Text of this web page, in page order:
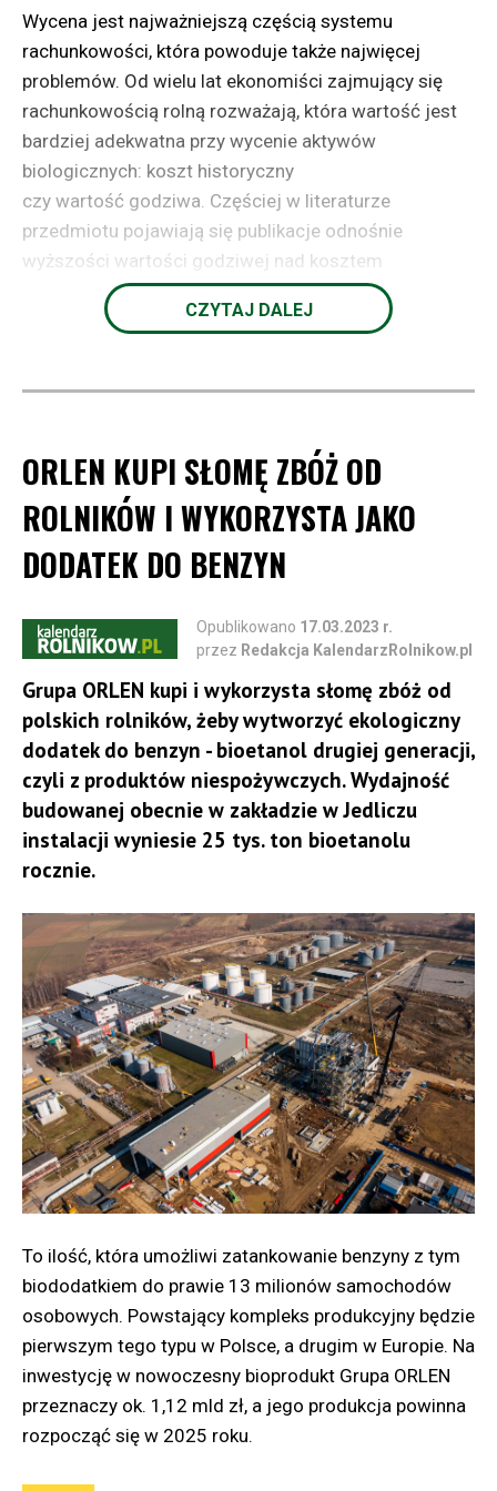
Wycena jest najważniejszą częścią systemu
rachunkowości, która powoduje także najwięcej
problemów. Od wielu lat ekonomiści zajmujący się
rachunkowością rolną rozważają, która wartość jest
bardziej adekwatna przy wycenie aktywów
biologicznych: koszt historyczny
czy wartość godziwa. Częściej w literaturze
przedmiotu pojawiają się publikacje odnośnie
wyższości wartości godziwej nad kosztem
historycznym, a brak jest szerszego zainteresowania
się samą procedurą wyceny produkcji roślinnej w toku
w tym także specyficznej działalności rolniczej jest
dążenie do maksymalizacji zysków i wartości majątku
przedsiębiorstwa czy gospodarstwa rolnego.
Głównym składnikiem do realizacji tego celu są
Aktywa biologiczne są podstawą prowadzenia
działalności rolniczej, a ich cechą jest zdolność
do wzrostu i rozwoju [Wszelaki 2012, s. 327]. Istotą
rolnictwa jest wytwarzanie produktów rolnych, a od
sposobu ich wyceny zależy wynik finansowy
gospodarstwa rolnego [Poniatowska 2014, s. 229–
230].
Ustawa o rachunkowości nie zawiera odrębnych
rozwiązań w zakresie wyceny i ewidencji. Natomiast
jednostki prowadzące działalność rolniczą
zobligowane są do stosowania ogólnych rozwiązań
zawartych w tej ustawie, a w kwestiach
nieuregulowanych kierować się krajowymi
standardami rachunkowości, zaś w razie braku
Międzynarodowymi Standardami Rachunkowości
(MSR) [ustawa z 29 września 1994 r. art. 10; Nadolna,
Rydzewska-Włodarczyk 2010, s. 117]. Przepisy
ustawy podnoszą jedynie kwestie ujęcia aktywów,
związanych z rolnictwem, spełniających ustawową
definicję środków trwałych – do środków trwałych,
dotyczy to także zakwalifikowania zapasów [Wszelaki
2012, s. 327]. Szczegółowo ustawa zalicza inwentarz
żywy jako składnik środków trwałych [ustawa z 29
września 1994 r. art. 3 pkt 15]. Analizując ustawę
można zauważyć brak zapisu dotyczącego produkcji
roślinnej, roślinnych aktywów i sposobów ich wyceny.
wygląda odmiennie, gdyż kwestię rolnictwa
CZYTAJ DALEJ
ORLEN KUPI SŁOMĘ ZBÓŻ OD
ROLNIKÓW I WYKORZYSTA JAKO
DODATEK DO BENZYN
Opublikowano 17.03.2023 r.
przez Redakcja KalendarzRolnikow.pl
Grupa ORLEN kupi i wykorzysta słomę zbóż od
polskich rolników, żeby wytworzyć ekologiczny
dodatek do benzyn - bioetanol drugiej generacji,
czyli z produktów niespożywczych. Wydajność
budowanej obecnie w zakładzie w Jedliczu
instalacji wyniesie 25 tys. ton bioetanolu
rocznie.
To ilość, która umożliwi zatankowanie benzyny z tym
biododatkiem do prawie 13 milionów samochodów
osobowych. Powstający kompleks produkcyjny będzie
pierwszym tego typu w Polsce, a drugim w Europie. Na
inwestycję w nowoczesny bioprodukt Grupa ORLEN
przeznaczy ok. 1,12 mld zł, a jego produkcja powinna
rozpocząć się w 2025 roku.